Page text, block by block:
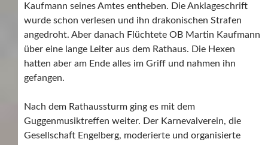
Kaufmann seines Amtes entheben. Die Anklageschrift
wurde schon verlesen und ihn drakonischen Strafen
angedroht. Aber danach Flüchtete OB Martin Kaufmann
über eine lange Leiter aus dem Rathaus. Die Hexen
hatten aber am Ende alles im Griff und nahmen ihn
gefangen.
Nach dem Rathaussturm ging es mit dem
Guggenmusiktreffen weiter. Der Karnevalverein, die
Gesellschaft Engelberg, moderierte und organisierte